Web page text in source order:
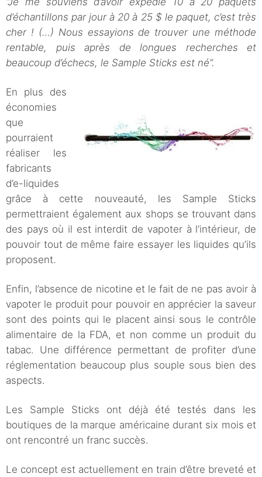
d’échantillons par jour à 20 à 25 $ le paquet, c’est très
cher ! (…) Nous essayions de trouver une méthode
rentable, puis après de longues recherches et
beaucoup d’échecs, le Sample Sticks est né”.
En plus des
économies
que
pourraient
réaliser les
fabricants
d’e-liquides
grâce à cette nouveauté, les Sample Sticks
permettraient également aux shops se trouvant dans
des pays où il est interdit de vapoter à l’intérieur, de
pouvoir tout de même faire essayer les liquides qu’ils
proposent.
Enfin, l’absence de nicotine et le fait de ne pas avoir à
vapoter le produit pour pouvoir en apprécier la saveur
sont des points qui le placent ainsi sous le contrôle
alimentaire de la FDA, et non comme un produit du
tabac. Une différence permettant de profiter d’une
réglementation beaucoup plus souple sous bien des
aspects.
Les Sample Sticks ont déjà été testés dans les
boutiques de la marque américaine durant six mois et
ont rencontré un franc succès.
Le concept est actuellement en train d’être breveté et